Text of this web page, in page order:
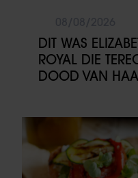
DIT WAS
ROYAL DIE
DOOD VAN